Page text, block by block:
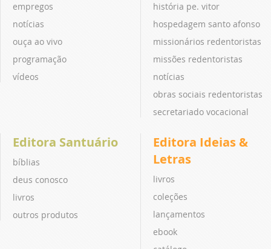
empregos
notícias
ouça ao vivo
programação
vídeos
história pe. vitor
hospedagem santo afonso
missionários redentoristas
missões redentoristas
notícias
obras sociais redentoristas
secretariado vocacional
Editora Santuário
bíblias
deus conosco
livros
outros produtos
Editora Ideias &
Letras
livros
coleções
lançamentos
ebook